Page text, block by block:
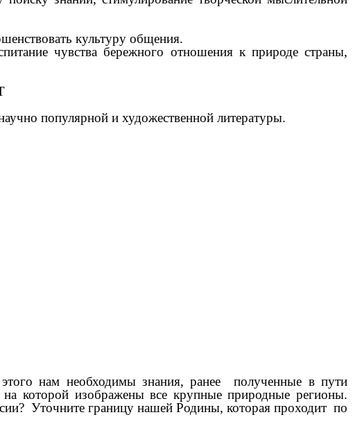
культуру общения.
чувства бережного отношения к природе страны,
популярной и художественной литературы.
нам необходимы знания, ранее полученные в пути
которой изображены все крупные природные регионы.
Уточните границу нашей Родины, которая проходит по